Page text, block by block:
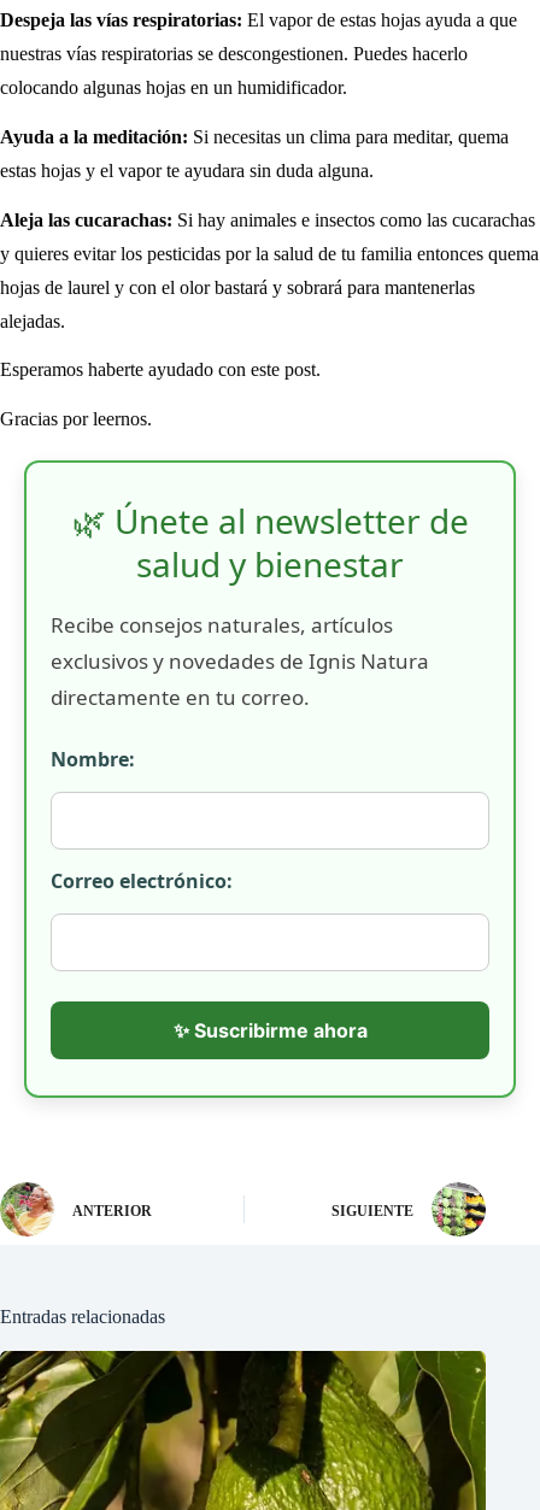
Despeja las vías respiratorias: El vapor de estas hojas ayuda a que
nuestras vías respiratorias se descongestionen. Puedes hacerlo
colocando algunas hojas en un humidificador.
Ayuda a la meditación: Si necesitas un clima para meditar, quema
estas hojas y el vapor te ayudara sin duda alguna.
Aleja las cucarachas: Si hay animales e insectos como las cucarachas
y quieres evitar los pesticidas por la salud de tu familia entonces quema
hojas de laurel y con el olor bastará y sobrará para mantenerlas
alejadas.
Esperamos haberte ayudado con este post.
Gracias por leernos.
🌿 Únete al newsletter de
salud y bienestar
Recibe consejos naturales, artículos
exclusivos y novedades de Ignis Natura
directamente en tu correo.
Nombre:
Correo electrónico:
✨ Suscribirme ahora
ANTERIOR SIGUIENTE
Entradas relacionadas